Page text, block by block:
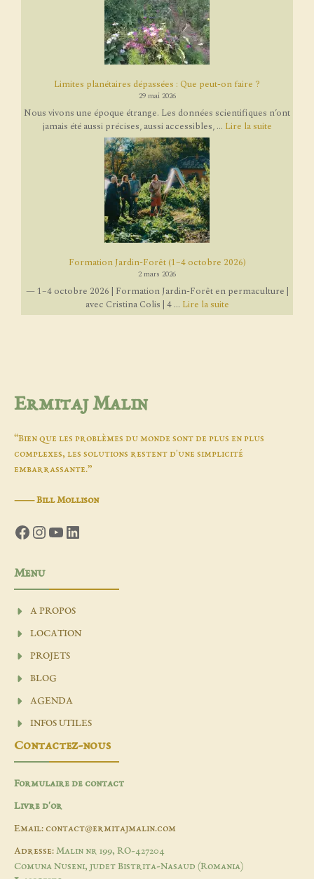
Limites planétaires dépassées : Que peut-on faire ?
29 mai 2026
Nous vivons une époque étrange. Les données scientifiques n’ont
jamais été aussi précises, aussi accessibles, ... Lire la suite
Formation Jardin-Forêt (1–4 octobre 2026)
2 mars 2026
— 1–4 octobre 2026 | Formation Jardin-Forêt en permaculture |
avec Cristina Colis | 4 ... Lire la suite
Ermitaj Malin
“Bien que les problèmes du monde sont de plus en plus
complexes, les solutions restent d'une simplicité
embarrassante.”
―Bill Mollison
Facebook
Instagram
YouTube
LinkedIn
Menu
A PROPOS
LOCATION
PROJETS
BLOG
AGENDA
INFOS UTILES
Contactez-nous
Formulaire de contact
Livre d'or
Email: contact@ermitajmalin.com
Adresse: Malin nr 199, RO-427204
Comuna Nuseni, judet Bistrita-Nasaud (Romania)